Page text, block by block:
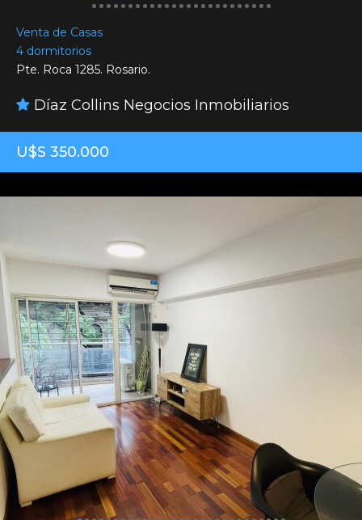
Venta de Casas
4 dormitorios
Pte. Roca 1285. Rosario.
Díaz Collins Negocios Inmobiliarios
U$S 350.000